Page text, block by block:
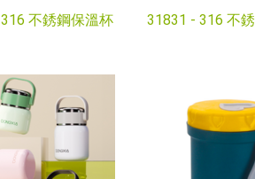
316 不銹鋼保溫杯 31831 - 316 不